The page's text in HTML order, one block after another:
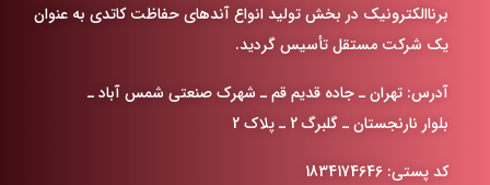
برناالکترونیک در بخش تولید انواع آندهای حفاظت کاتدی به عنوان
یک شرکت مستقل تأسیس گردید.
آدرس: تهران ـ جاده قدیم قم ـ شهرک صنعتی شمس آباد ـ
بلوار نارنجستان ـ گلبرگ 2 ـ پلاک 2
کد پستی: 1834174646